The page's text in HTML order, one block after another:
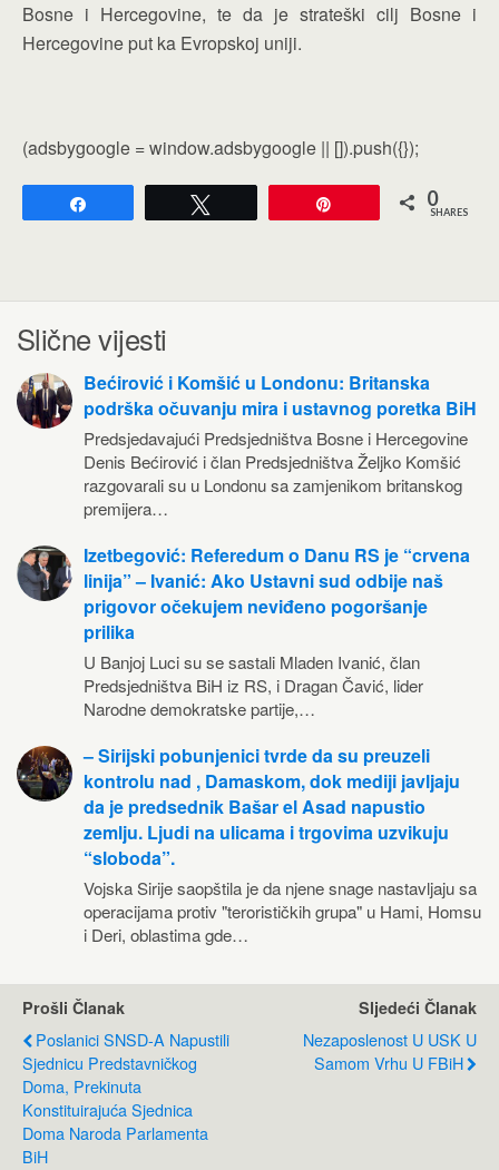
Bosne i Hercegovine, te da je strateški cilj Bosne i
Hercegovine put ka Evropskoj uniji.
(adsbygoogle = window.adsbygoogle || []).push({});
0
SHARES
Slične vijesti
Bećirović i Komšić u Londonu: Britanska
podrška očuvanju mira i ustavnog poretka BiH
Predsjedavajući Predsjedništva Bosne i Hercegovine
Denis Bećirović i član Predsjedništva Željko Komšić
razgovarali su u Londonu sa zamjenikom britanskog
premijera…
Izetbegović: Referedum o Danu RS je “crvena
linija” – Ivanić: Ako Ustavni sud odbije naš
prigovor očekujem neviđeno pogoršanje
prilika
U Banjoj Luci su se sastali Mladen Ivanić, član
Predsjedništva BiH iz RS, i Dragan Čavić, lider
Narodne demokratske partije,…
– Sirijski pobunjenici tvrde da su preuzeli
kontrolu nad , Damaskom, dok mediji javljaju
da je predsednik Bašar el Asad napustio
zemlju. Ljudi na ulicama i trgovima uzvikuju
“sloboda”.
Vojska Sirije saopštila je da njene snage nastavljaju sa
operacijama protiv "terorističkih grupa" u Hami, Homsu
i Deri, oblastima gde…
Prošli Članak
Poslanici SNSD-A Napustili
Sjednicu Predstavničkog
Doma, Prekinuta
Konstituirajuća Sjednica
Doma Naroda Parlamenta
BiH
Sljedeći Članak
Nezaposlenost U USK U
Samom Vrhu U FBiH